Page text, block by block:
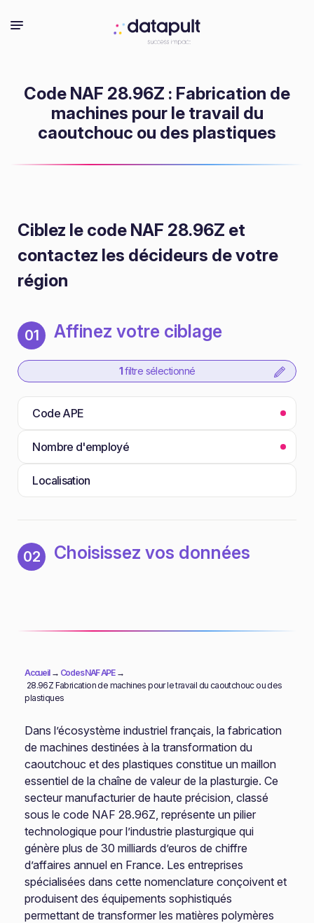
Code NAF 28.96Z : Fabrication de
machines pour le travail du
caoutchouc ou des plastiques
Ciblez le code NAF 28.96Z et
contactez les décideurs de votre
région
01 Affinez votre ciblage
1 filtre sélectionné
Code APE
Nombre d'employé
Localisation
02 Choisissez vos données
Accueil→ Codes NAF APE→
28.96Z Fabrication de machines pour le travail du caoutchouc ou des
plastiques
Dans l’écosystème industriel français, la fabrication
de machines destinées à la transformation du
caoutchouc et des plastiques constitue un maillon
essentiel de la chaîne de valeur de la plasturgie. Ce
secteur manufacturier de haute précision, classé
sous le code NAF 28.96Z, représente un pilier
technologique pour l’industrie plasturgique qui
génère plus de 30 milliards d’euros de chiffre
d’affaires annuel en France. Les entreprises
spécialisées dans cette nomenclature conçoivent et
produisent des équipements sophistiqués
permettant de transformer les matières polymères